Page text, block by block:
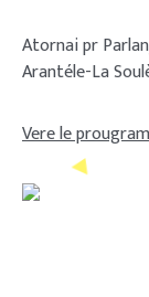
Atornai pr
Arantéle-La
Vere le